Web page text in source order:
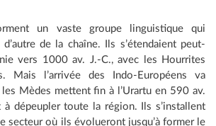
un vaste groupe linguistique qui
de la chaîne. Ils s’étendaient peut-
vers 1000 av. J.-C., avec les Hourrites
Mais l’arrivée des Indo-Européens va
Mèdes mettent fin à l’Urartu en 590 av.
dépeupler toute la région. Ils s’installent
secteur où ils évolueront jusqu’à former le